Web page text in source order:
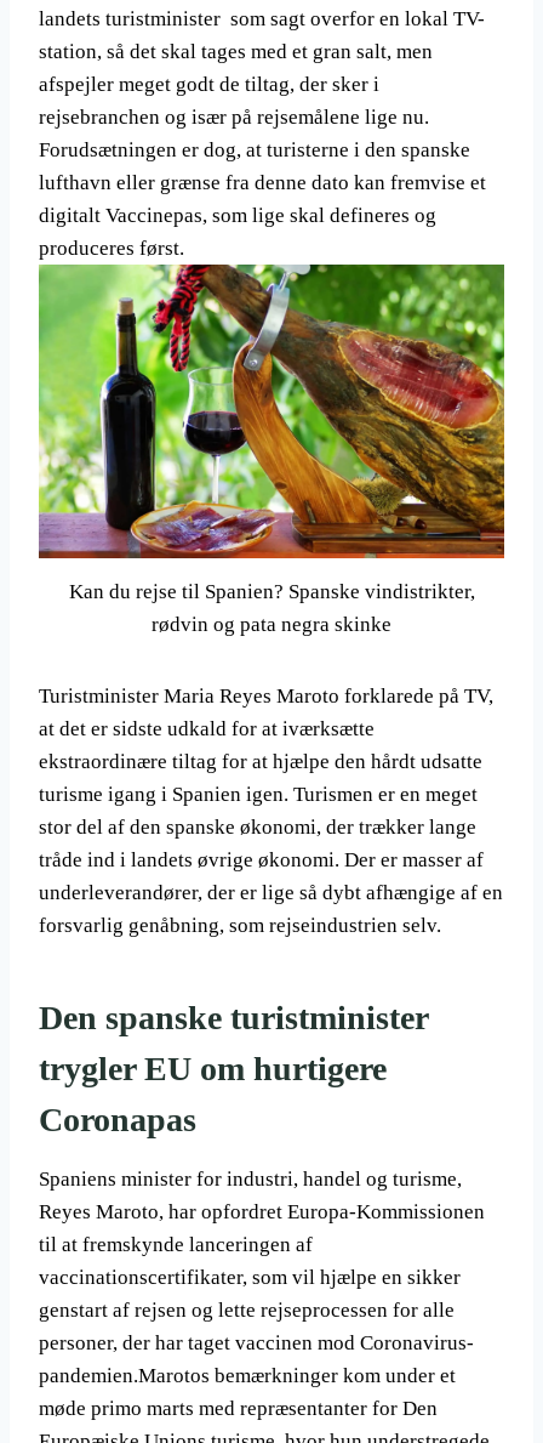
landets turistminister som sagt overfor en lokal TV-
station, så det skal tages med et gran salt, men
afspejler meget godt de tiltag, der sker i
rejsebranchen og især på rejsemålene lige nu.
Forudsætningen er dog, at turisterne i den spanske
lufthavn eller grænse fra denne dato kan fremvise et
digitalt Vaccinepas, som lige skal defineres og
produceres først.
Kan du rejse til Spanien? Spanske vindistrikter,
rødvin og pata negra skinke
Turistminister Maria Reyes Maroto forklarede på TV,
at det er sidste udkald for at iværksætte
ekstraordinære tiltag for at hjælpe den hårdt udsatte
turisme igang i Spanien igen. Turismen er en meget
stor del af den spanske økonomi, der trækker lange
tråde ind i landets øvrige økonomi. Der er masser af
underleverandører, der er lige så dybt afhængige af en
forsvarlig genåbning, som rejseindustrien selv.
Den spanske turistminister
trygler EU om hurtigere
Coronapas
Spaniens minister for industri, handel og turisme,
Reyes Maroto, har opfordret Europa-Kommissionen
til at fremskynde lanceringen af
vaccinationscertifikater, som vil hjælpe en sikker
genstart af rejsen og lette rejseprocessen for alle
personer, der har taget vaccinen mod Coronavirus-
pandemien.Marotos bemærkninger kom under et
møde primo marts med repræsentanter for Den